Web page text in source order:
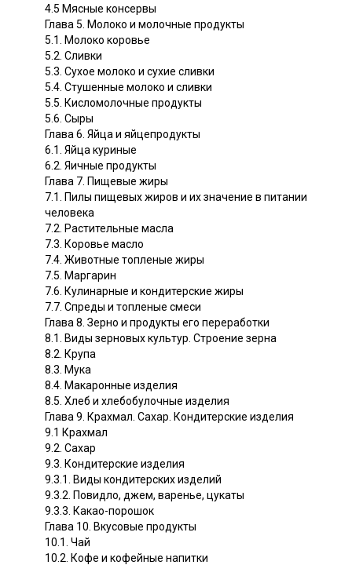
4.5 Мясные консервы
Глава 5. Молоко и молочные продукты
5.1. Молоко коровье
5.2. Сливки
5.3. Сухое молоко и сухие сливки
5.4. Стушенные молоко и сливки
5.5. Кисломолочные продукты
5.6. Сыры
Глава 6. Яйца и яйцепродукты
6.1. Яйца куриные
6.2. Яичные продукты
Глава 7. Пищевые жиры
7.1. Пилы пищевых жиров и их значение в питании
человека
7.2. Растительные масла
7.3. Коровье масло
7.4. Животные топленые жиры
7.5. Маргарин
7.6. Кулинарные и кондитерские жиры
7.7. Спреды и топленые смеси
Глава 8. Зерно и продукты его переработки
8.1. Виды зерновых культур. Строение зерна
8.2. Крупа
8.3. Мука
8.4. Макаронные изделия
8.5. Хлеб и хлебобулочные изделия
Глава 9. Крахмал. Сахар. Кондитерские изделия
9.1 Крахмал
9.2. Сахар
9.3. Кондитерские изделия
9.3.1. Виды кондитерских изделий
9.3.2. Повидло, джем, варенье, цукаты
9.3.3. Какао-порошок
Глава 10. Вкусовые продукты
10.1. Чай
10.2. Кофе и кофейные напитки